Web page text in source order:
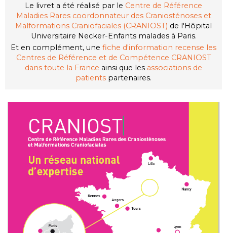
Le livret a été réalisé par le Centre de Référence
Maladies Rares coordonnateur des Craniosténoses et
Malformations Craniofaciales (CRANIOST) de l'Hôpital
Universitaire Necker-Enfants malades à Paris.
Et en complément, une fiche d'information recense les
Centres de Référence et de Compétence CRANIOST
dans toute la France ainsi que les associations de
patients partenaires.